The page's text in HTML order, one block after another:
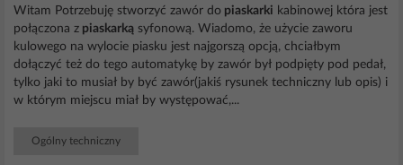
Witam Potrzebuję stworzyć zawór do piaskarki kabinowej która jest
połączona z piaskarką syfonową. Wiadomo, że użycie zaworu
kulowego na wylocie piasku jest najgorszą opcją, chciałbym
dołączyć też do tego automatykę by zawór był podpięty pod pedał,
tylko jaki to musiał by być zawór(jakiś rysunek techniczny lub opis) i
w którym miejscu miał by występować,...
Ogólny techniczny